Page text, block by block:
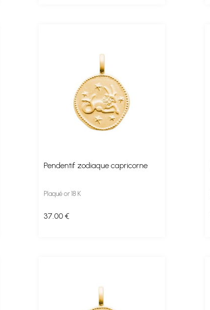
Pendentif zodiaque capricorne
Plaqué or 18 K
37 .00 €